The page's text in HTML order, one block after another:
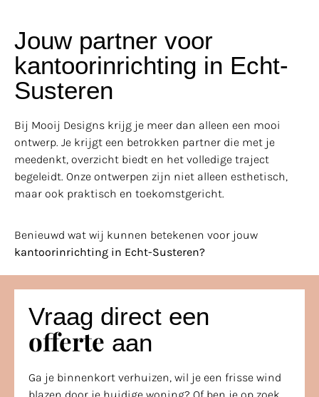
Jouw partner voor
kantoorinrichting in Echt-
Susteren
Bij Mooij Designs krijg je meer dan alleen een mooi
ontwerp. Je krijgt een betrokken partner die met je
meedenkt, overzicht biedt en het volledige traject
begeleidt. Onze ontwerpen zijn niet alleen esthetisch,
maar ook praktisch en toekomstgericht.
Benieuwd wat wij kunnen betekenen voor jouw
kantoorinrichting in Echt-Susteren?
Vraag direct een
offerte aan
Ga je binnenkort verhuizen, wil je een frisse wind